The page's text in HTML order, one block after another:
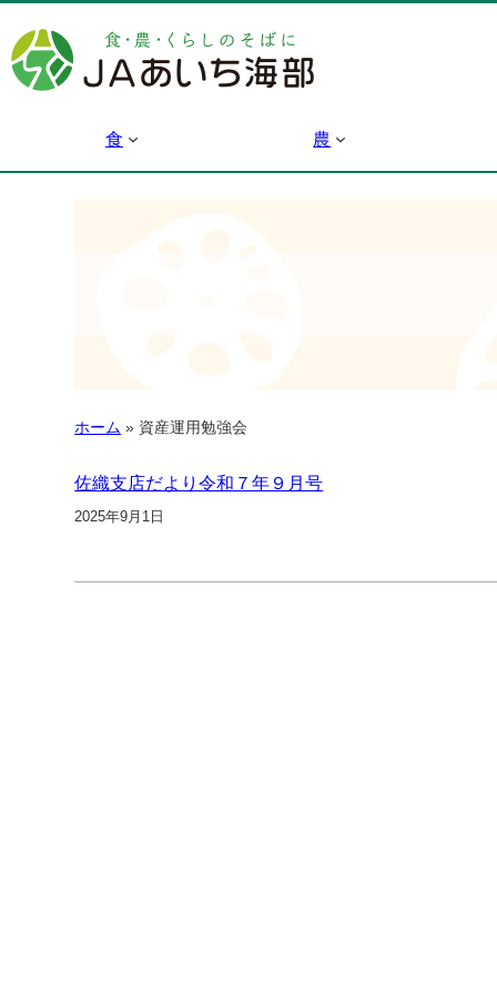
食 農
ホーム » 資産運用勉強会
佐織支店だより令和７年９月号
2025年9月1日